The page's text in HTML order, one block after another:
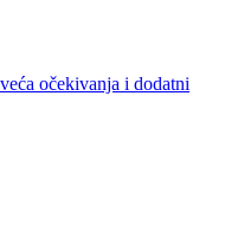
je lošija nego prošle sezone
sezonu WWin lige Bosne i
njegovog bivšeg kluba
trener trenutno kod